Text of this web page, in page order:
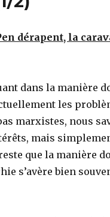
dérapent, la
dans la manière
les
marxistes, nous
mais
que la manière
s’avère bien